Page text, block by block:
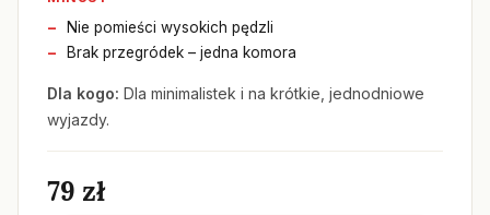
Nie pomieści wysokich pędzli
Brak przegródek – jedna komora
Dla kogo: Dla minimalistek i na krótkie, jednodniowe
wyjazdy.
79 zł